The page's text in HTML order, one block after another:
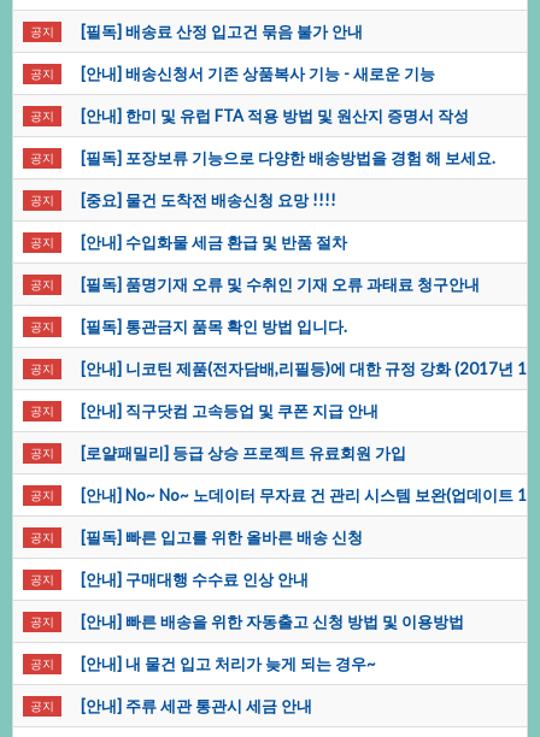
공지 [필독]배송료산정입고건묶음불가안내
공지 [안내]배송신청서기존상품복사기능-새로운기능
공지 [안내]한미및유럽FTA적용방법및원산지증명서작성
공지 [필독]포장보류기능으로다양한배송방법을경험해보세요.
공지 [중요]물건도착전배송신청요망!!!!
공지 [안내]수입화물세금환급및반품절차
공지 [필독]품명기재오류및수취인기재오류과태료청구안내
공지 [필독]통관금지품목확인방법입니다.
공지 [안내]니코틴제품(전자담배,리필등)에대한규정강화(2017년1
공지 [안내]직구닷컴고속등업및쿠폰지급안내
공지 [로얄패밀리]등급상승프로젝트유료회원가입
공지 [안내]No~No~노데이터무자료건관리시스템보완(업데이트
공지 [필독]빠른입고를위한올바른배송신청
공지 [안내]구매대행수수료인상안내
공지 [안내]빠른배송을위한자동출고신청방법및이용방법
공지 [안내]내물건입고처리가늦게되는경우~
공지 [안내]주류세관통관시세금안내